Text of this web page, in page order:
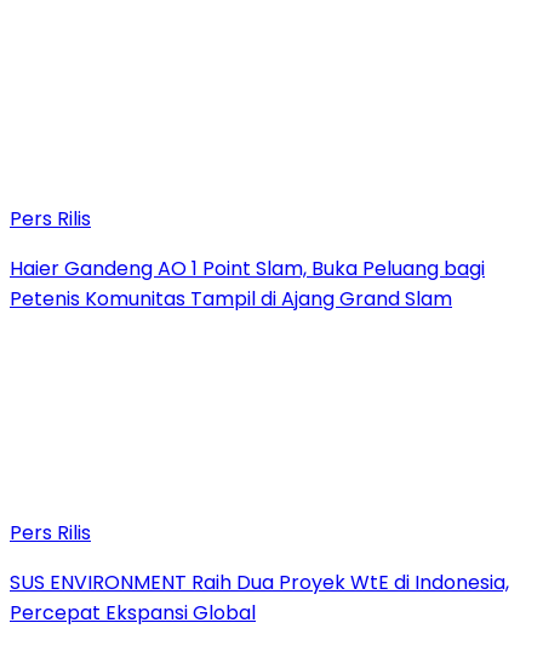
Pers Rilis
Haier Gandeng AO 1 Point Slam, Buka Peluang bagi
Petenis Komunitas Tampil di Ajang Grand Slam
Pers Rilis
SUS ENVIRONMENT Raih Dua Proyek WtE di Indonesia,
Percepat Ekspansi Global